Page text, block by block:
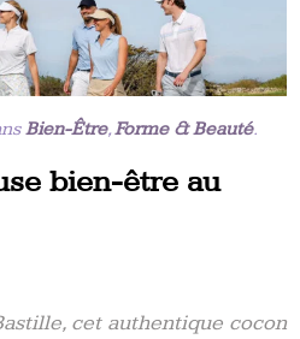
Bien-Être,Forme & Beauté.
bien-être au
cet authentique cocon